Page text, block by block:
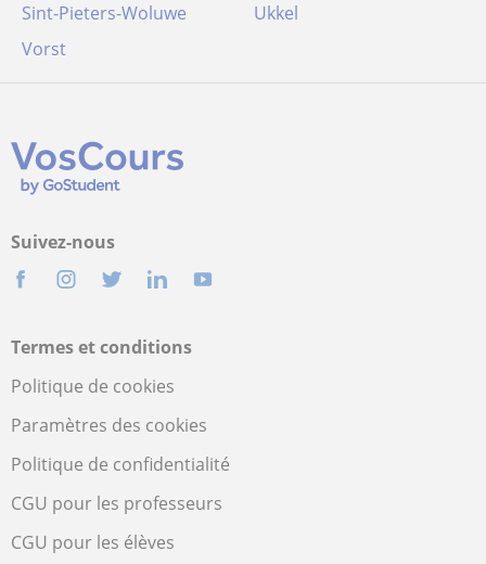
Sint-Pieters-Woluwe
Ukkel
Vorst
Suivez-nous
Termes et conditions
Politique de cookies
Paramètres des cookies
Politique de confidentialité
CGU pour les professeurs
CGU pour les élèves